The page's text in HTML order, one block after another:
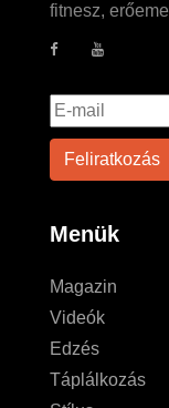
fitnesz,
Menük
Magazin
Videók
Edzés
Táplálkozás